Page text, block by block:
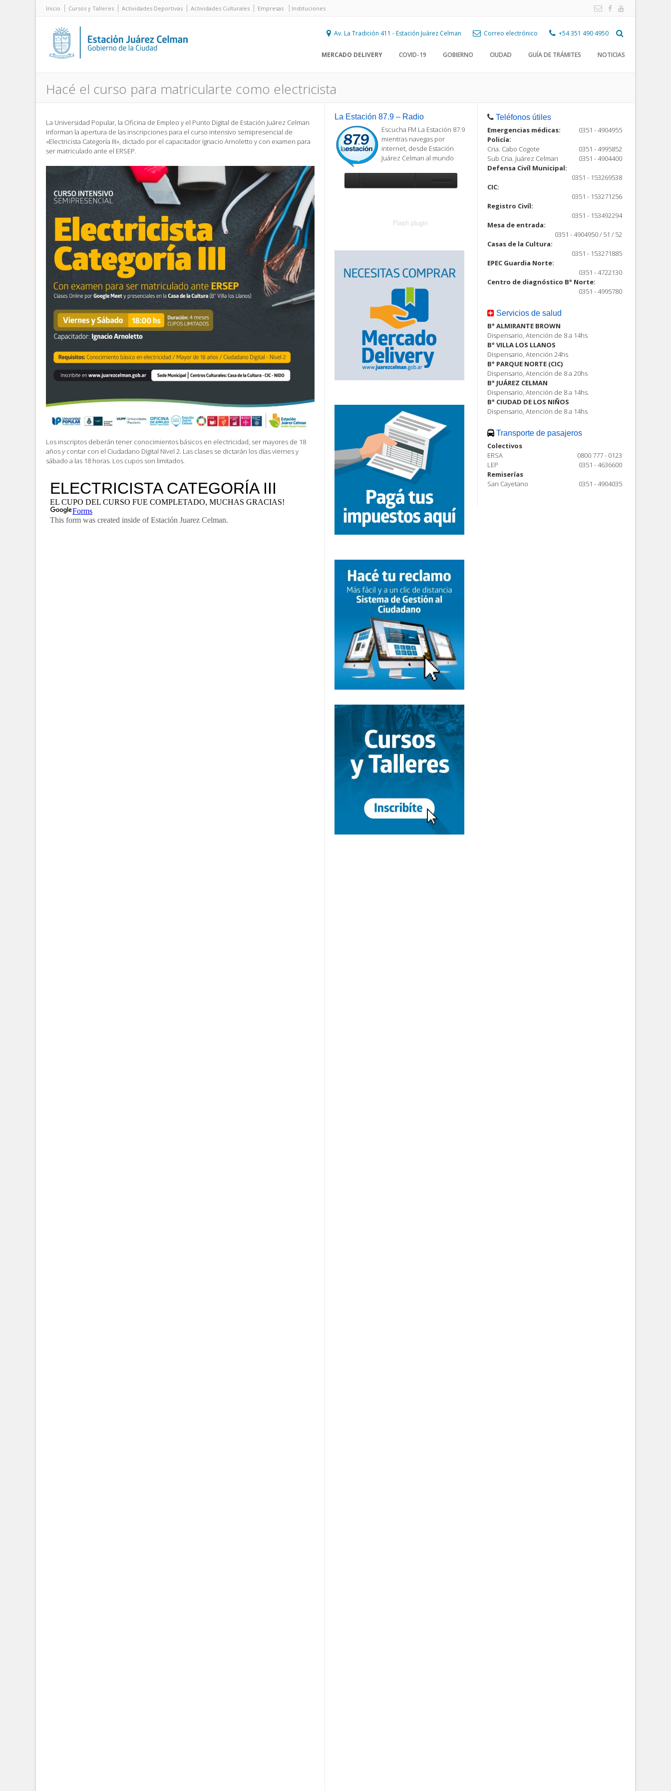
Inicio Cursos y Talleres Actividades Deportivas Actividades Culturales Empresas Instituciones
Av. La Tradición 411 - Estación Juárez Celman Correo electrónico +54 351 490 4950
MERCADO DELIVERY COVID-19 GOBIERNO CIUDAD GUÍA DE TRÁMITES NOTICIAS
Hacé el curso para matricularte como electricista
La Universidad Popular, la Oficina de Empleo y el Punto Digital de Estación Juárez Celman
informan la apertura de las inscripciones para el curso intensivo semipresencial de
«Electricista Categoría III», dictado por el capacitador Ignacio Arnoletto y con examen para
ser matriculado ante el ERSEP.
Los inscriptos deberán tener conocimientos básicos en electricidad, ser mayores de 18
años y contar con el Ciudadano Digital Nivel 2. Las clases se dictarán los días viernes y
sábado a las 18 horas. Los cupos son limitados.
La Estación 87.9 – Radio
Escucha FM La Estación 87.9
mientras navegas por
internet, desde Estación
Juárez Celman al mundo
Flash plugin
Teléfonos útiles
Emergencias médicas:
0351 - 4904955
Policía:
Cria. Cabo Cogote
0351 - 4995852
Sub Cria. Juárez Celman
0351 - 4904400
Defensa Civíl Municipal:
0351 - 153269538
CIC:
0351 - 153271256
Registro Civíl:
0351 - 153492294
Mesa de entrada:
0351 - 4904950 / 51 / 52
Casas de la Cultura:
0351 - 153271885
EPEC Guardia Norte:
0351 - 4722130
Centro de diagnóstico B° Norte:
0351 - 4995780
Servicios de salud
B° ALMIRANTE BROWN
Dispensario, Atención de 8 a 14hs
B° VILLA LOS LLANOS
Dispensario, Atención 24hs
B° PARQUE NORTE (CIC)
Dispensario, Atención de 8 a 20hs
B° JUÁREZ CELMAN
Dispensario, Atención de 8 a 14hs.
B° CIUDAD DE LOS NIÑOS
Dispensario, Atención de 8 a 14hs
Transporte de pasajeros
Colectivos
ERSA
0800 777 - 0123
LEP
0351 - 4636600
Remiserías
San Cayetano
0351 - 4904035